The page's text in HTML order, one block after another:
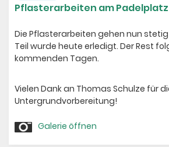
Pflasterarbeiten am Padelplatz
Die Pflasterarbeiten gehen nun
Teil wurde heute erledigt. Der Rest
kommenden Tagen.
Vielen Dank an Thomas Schulze für
Untergrundvorbereitung!
Galerie öffnen